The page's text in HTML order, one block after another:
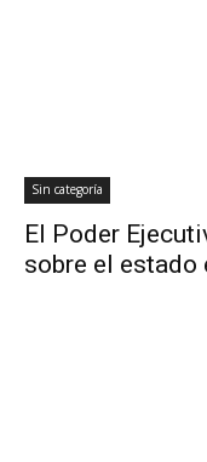
Sin categoría
El Poder
sobre el estado